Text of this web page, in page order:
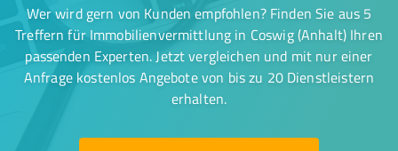
Wer wird gern von Kunden empfohlen? Finden Sie aus 5
Treffern für Immobilienvermittlung in Coswig (Anhalt) Ihren
passenden Experten. Jetzt vergleichen und mit nur einer
Anfrage kostenlos Angebote von bis zu 20 Dienstleistern
erhalten.